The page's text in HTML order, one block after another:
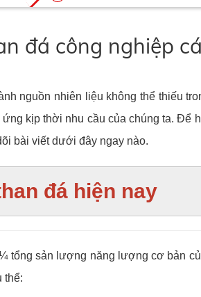
đá công nghiệp
nguồn nhiên liệu không thể thiếu
kịp thời nhu cầu của chúng ta. Để
bài viết dưới đây ngay nào.
đá hiện nay
tổng sản lượng năng lượng cơ bản
thể: